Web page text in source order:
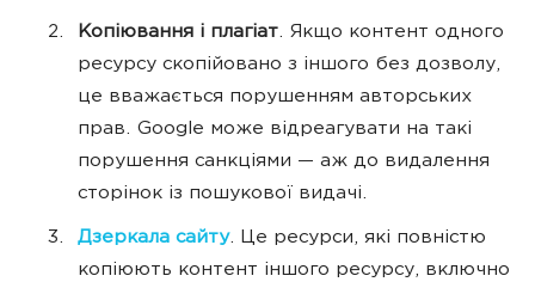
Копіювання і плагіат. Якщо контент одного
ресурсу скопійовано з іншого без дозволу,
це вважається порушенням авторських
прав. Google може відреагувати на такі
порушення санкціями — аж до видалення
сторінок із пошукової видачі.
Дзеркала сайту. Це ресурси, які повністю
копіюють контент іншого ресурсу, включно